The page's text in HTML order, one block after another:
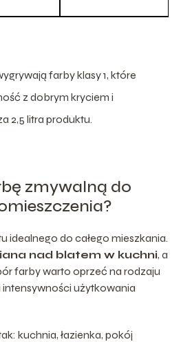
farby klasy 1, które
z dobrym kryciem i
2,5 litra produktu.
zmywalną do
idealnego do całego mieszkania.
nad blatem w kuchni, a
farby warto oprzeć na rodzaju
użytkowania
kuchnia, łazienka, pokój